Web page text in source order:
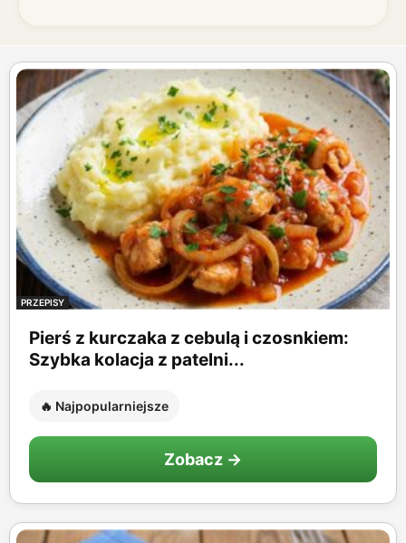
PRZEPISY
Pierś z kurczaka z cebulą i czosnkiem:
Szybka kolacja z patelni...
🔥 Najpopularniejsze
Zobacz →